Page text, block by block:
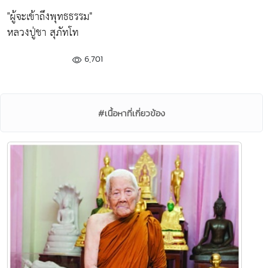
"ผู้จะเข้าถึงพุทธธรรม"
หลวงปู่ชา สุภัทโท
6,701
#เนื้อหาที่เกี่ยวข้อง